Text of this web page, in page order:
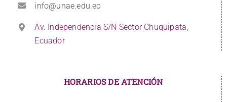
info@unae.edu.ec
Av. Independencia S/N Sector Chuquipata,
Ecuador
HORARIOS DE ATENCIÓN